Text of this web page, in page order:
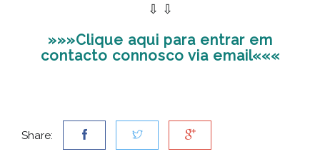
⇩ ⇩
»»»Clique aqui para entrar em
contacto connosco via email«««
Share: